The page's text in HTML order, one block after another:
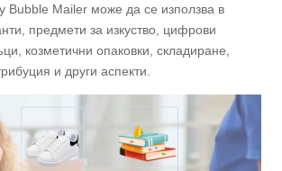
Bubble Mailer може да се използва в
предмети за изкуство, цифрови
козметични опаковки, складиране,
и други аспекти.